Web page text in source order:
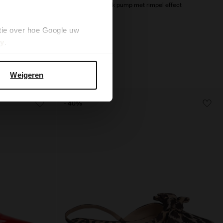
over hoe Google uw
Weigeren
Burgundy slingback pump met rimpel effect
- 40%